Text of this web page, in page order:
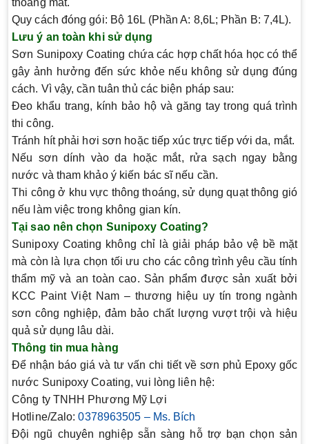
thoáng mát.
Quy cách đóng gói: Bộ 16L (Phần A: 8,6L; Phần B: 7,4L).
Lưu ý an toàn khi sử dụng
Sơn Sunipoxy Coating chứa các hợp chất hóa học có thể
gây ảnh hưởng đến sức khỏe nếu không sử dụng đúng
cách. Vì vậy, cần tuân thủ các biện pháp sau:
Đeo khẩu trang, kính bảo hộ và găng tay trong quá trình
thi công.
Tránh hít phải hơi sơn hoặc tiếp xúc trực tiếp với da, mắt.
Nếu sơn dính vào da hoặc mắt, rửa sạch ngay bằng
nước và tham khảo ý kiến bác sĩ nếu cần.
Thi công ở khu vực thông thoáng, sử dụng quạt thông gió
nếu làm việc trong không gian kín.
Tại sao nên chọn Sunipoxy Coating?
Sunipoxy Coating không chỉ là giải pháp bảo vệ bề mặt
mà còn là lựa chọn tối ưu cho các công trình yêu cầu tính
thẩm mỹ và an toàn cao. Sản phẩm được sản xuất bởi
KCC Paint Việt Nam – thương hiệu uy tín trong ngành
sơn công nghiệp, đảm bảo chất lượng vượt trội và hiệu
quả sử dụng lâu dài.
Thông tin mua hàng
Để nhận báo giá và tư vấn chi tiết về sơn phủ Epoxy gốc
nước Sunipoxy Coating, vui lòng liên hệ:
Công ty TNHH Phương Mỹ Lợi
Hotline/Zalo:0378963505 – Ms. Bích
Đội ngũ chuyên nghiệp sẵn sàng hỗ trợ bạn chọn sản